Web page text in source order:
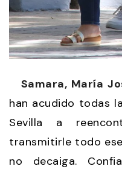
Samara, María
han acudido todas
Sevilla a
transmitirle todo
no decaiga.